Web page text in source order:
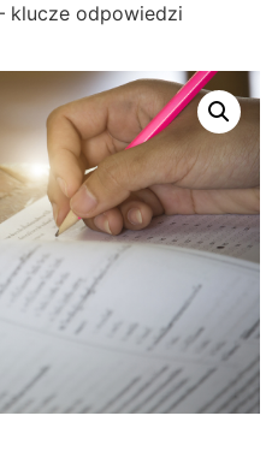
klucze odpowiedzi